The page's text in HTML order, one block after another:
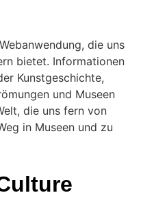
die uns
bietet. Informationen
Kunstgeschichte,
und Museen
die uns fern von
in Museen und zu